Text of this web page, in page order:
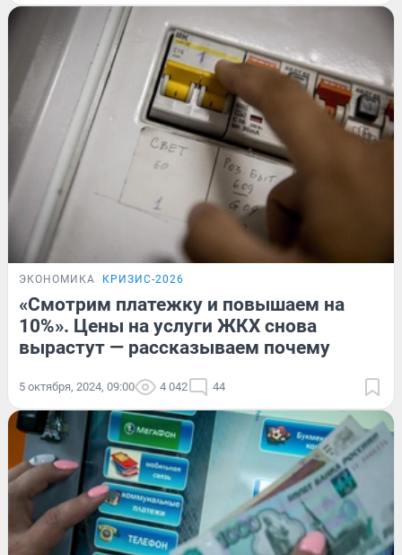
ЭКОНОМИКА КРИЗИС-2026
«Смотрим платежку и повышаем на
10%». Цены на услуги ЖКХ снова
вырастут — рассказываем почему
5 октября, 2024, 09:00 4 042 44